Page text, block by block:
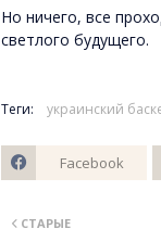
Но ничего, все
светлого будущего.
Теги: украинский
Facebook
СТАРЫЕ